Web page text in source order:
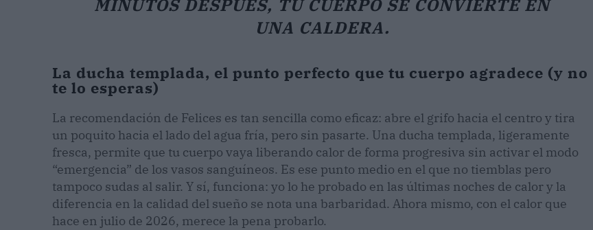
MINUTOS DESPUÉS, TU CUERPO SE CONVIERTE EN
UNA CALDERA.
La ducha templada, el punto perfecto que tu cuerpo agradece (y no
te lo esperas)
La recomendación de Felices es tan sencilla como eficaz: abre el grifo hacia el centro y tira
un poquito hacia el lado del agua fría, pero sin pasarte. Una ducha templada, ligeramente
fresca, permite que tu cuerpo vaya liberando calor de forma progresiva sin activar el modo
“emergencia” de los vasos sanguíneos. Es ese punto medio en el que no tiemblas pero
tampoco sudas al salir. Y sí, funciona: yo lo he probado en las últimas noches de calor y la
diferencia en la calidad del sueño se nota una barbaridad. Ahora mismo, con el calor que
hace en julio de 2026, merece la pena probarlo.